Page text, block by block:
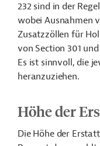
232 sind in der
wobei Ausnahmen
Zusatzzöllen für
von Section 301
Es ist sinnvoll, die
heranzuziehen.
Höhe der
Die Höhe der